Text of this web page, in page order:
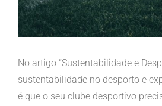
No artigo “Sustentabilidade e
sustentabilidade no desporto e
é que o seu clube desportivo